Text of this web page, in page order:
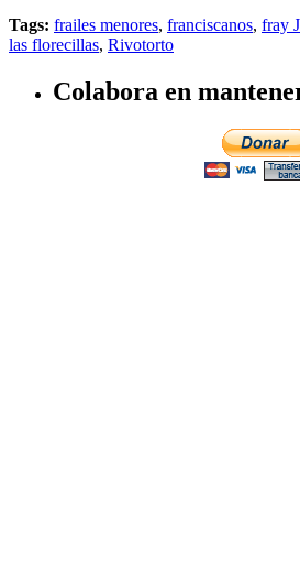
Tags: frailes menores, franciscanos, fray
las florecillas, Rivotorto
Colabora en